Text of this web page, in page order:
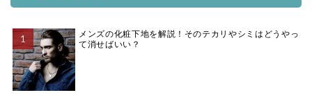
メンズの化粧下地を解説！そのテカリやシミはどうやっ
て消せばいい？